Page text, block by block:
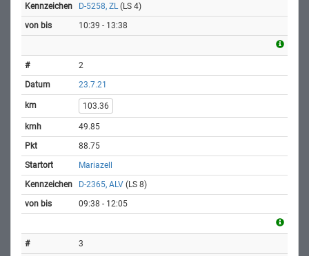
D-5258, ZL(LS 4)
10:39 - 13:38
2
23.7.21
103.36
49.85
88.75
Mariazell
D-2365, ALV (LS 8)
09:38 - 12:05
3